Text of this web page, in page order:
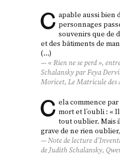
C apable aussi bien
personnages
souvenirs que de
et des bâtiments de
(…)
« Rien ne se perd »,
Schalansky par Feya
Moricet,Le Matricule des
C ela commence
mort et l’oubli : «
tout oublier. Mais
grave de ne rien
Note de lecture d’
de Judith Schalansky,